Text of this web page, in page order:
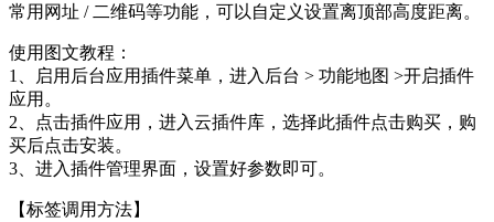
常用网址 / 二维码等功能，可以自定义设置离顶部高度距离。
使用图文教程：
1、启用后台应用插件菜单，进入后台 > 功能地图 >开启插件
应用。
2、点击插件应用，进入云插件库，选择此插件点击购买，购
买后点击安装。
3、进入插件管理界面，设置好参数即可。
【标签调用方法】